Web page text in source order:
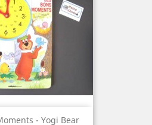
- Yogi Bear